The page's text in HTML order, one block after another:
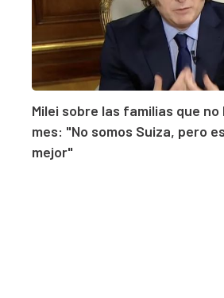
Milei sobre las familias que
mes: "No somos Suiza, pero
mejor"